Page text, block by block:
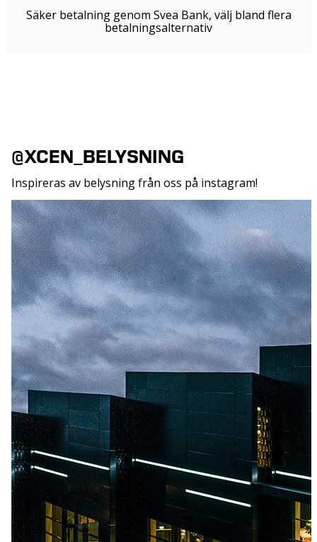
Säker betalning genom Svea Bank, välj bland flera
betalningsalternativ
@XCEN_BELYSNING
Inspireras av belysning från oss på instagram!